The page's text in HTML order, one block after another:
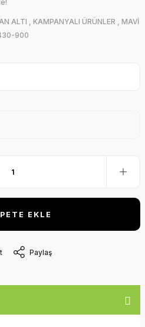
ALTI , KAMPANYALI ÜRÜNLER , MAVİ
900
EKLE
Paylaş